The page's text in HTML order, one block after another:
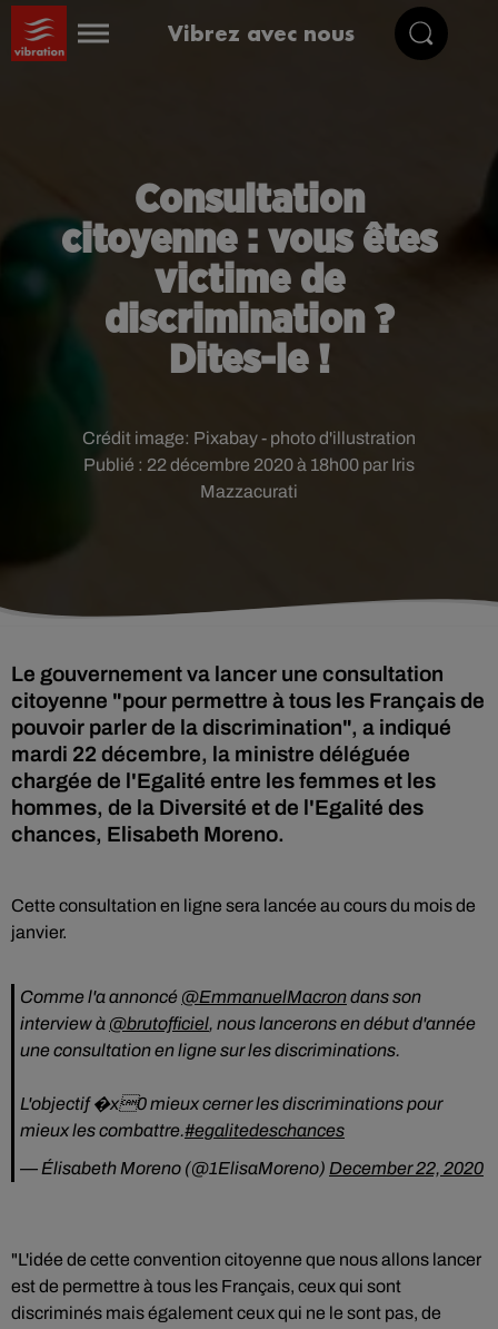
Vibrez avec nous
Consultation
citoyenne : vous êtes
victime de
discrimination ?
Dites-le !
Publié : 22 décembre 2020 à 18h00 par Iris
Mazzacurati
Crédit image: Pixabay - photo d'illustration
Le gouvernement va lancer une consultation
citoyenne "pour permettre à tous les Français de
pouvoir parler de la discrimination", a indiqué
mardi 22 décembre, la ministre déléguée
chargée de l'Egalité entre les femmes et les
hommes, de la Diversité et de l'Egalité des
chances, Elisabeth Moreno.
Cette consultation en ligne sera lancée au cours du mois de
janvier.
Comme l'a annoncé @EmmanuelMacrondans son
interview à @brutofficiel, nous lancerons en début d'année
une consultation en ligne sur les discriminations.
L'objectif �x0 mieux cerner les discriminations pour
mieux les combattre.#egalitedeschances
— Élisabeth Moreno (@1ElisaMoreno) December 22, 2020
"L'idée de cette convention citoyenne que nous allons lancer
est de permettre à tous les Français, ceux qui sont
discriminés mais également ceux qui ne le sont pas, de